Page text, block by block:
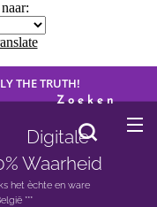
THE TRUTH!
Digitale
Waarheid
het èchte en ware
***
Zoeken